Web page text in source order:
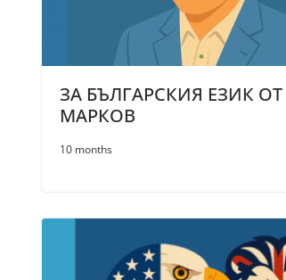
ЗА БЪЛГАРСКИЯ ЕЗИК ОТ
МАРКОВ
10 months